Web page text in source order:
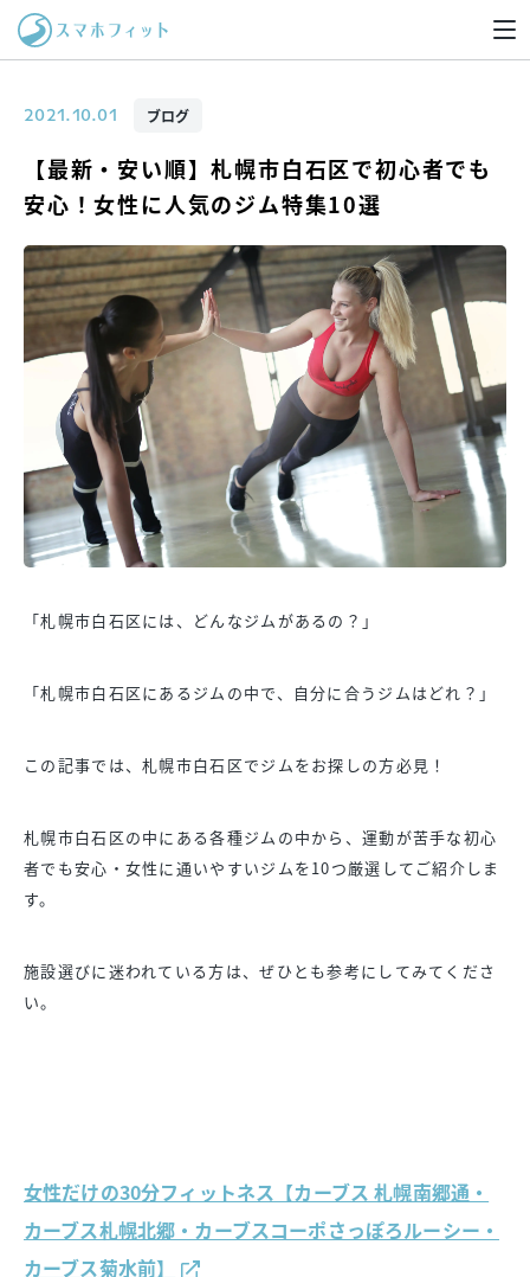
2021.10.01 ブログ
【最新・安い順】札幌市白石区で初心者でも
安心！女性に人気のジム特集10選
「札幌市白石区には、どんなジムがあるの？」
「札幌市白石区にあるジムの中で、自分に合うジムはどれ？」
この記事では、札幌市白石区でジムをお探しの方必見！
札幌市白石区の中にある各種ジムの中から、運動が苦手な初心
者でも安心・女性に通いやすいジムを10つ厳選してご紹介しま
す。
施設選びに迷われている方は、ぜひとも参考にしてみてくださ
い。
女性だけの30分フィットネス【カーブス 札幌南郷通・
カーブス札幌北郷・カーブスコーポさっぽろルーシー・
カーブス菊水前】